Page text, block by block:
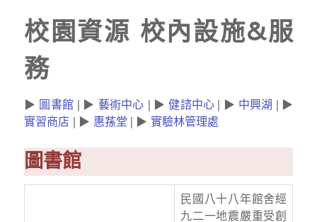
校園資源 校內設施&服
務
▶ 圖書館 | ▶ 藝術中心 | ▶健諮中心 | ▶ 中興湖
| ▶
實習商店 | ▶ 惠蓀堂 | ▶ 實驗林管理處
圖書館
民國八十八年館舍經
九二一地震嚴重受創